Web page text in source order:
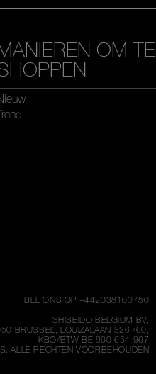
OM TE
BEL ONS OP +442038100750
SHISEIDO BELGIUM BV,
BRUSSEL, LOUIZALAAN 326 /60,
KBO/BTW BE 860 654 967
ALLE RECHTEN VOORBEHOUDEN